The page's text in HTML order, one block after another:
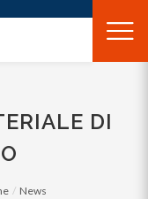
DI
News